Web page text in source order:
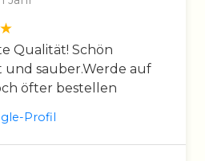
Qualität! Schön
und sauber.Werde auf
öfter bestellen
Profil